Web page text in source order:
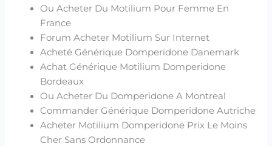
Ou Acheter Du Motilium Pour Femme En
France
Forum Acheter Motilium Sur Internet
Acheté Générique Domperidone Danemark
Achat Générique Motilium Domperidone
Bordeaux
Ou Acheter Du Domperidone A Montreal
Commander Générique Domperidone Autriche
Acheter Motilium Domperidone Prix Le Moins
Cher Sans Ordonnance